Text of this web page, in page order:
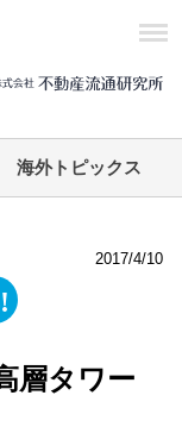
海外トピックス
2017/4/10
層タワー